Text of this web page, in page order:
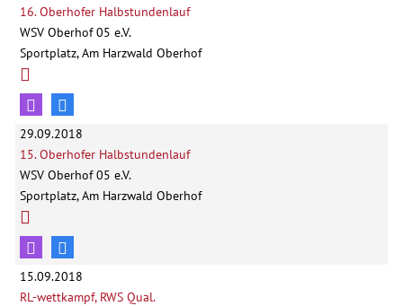
16. Oberhofer Halbstundenlauf
WSV Oberhof 05 e.V.
Sportplatz, Am Harzwald Oberhof
29.09.2018
15. Oberhofer Halbstundenlauf
WSV Oberhof 05 e.V.
Sportplatz, Am Harzwald Oberhof
15.09.2018
RL-wettkampf, RWS Qual.